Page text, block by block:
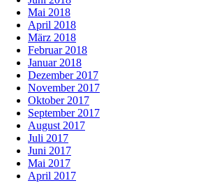
Mai 2018
April 2018
März 2018
Februar 2018
Januar 2018
Dezember 2017
November 2017
Oktober 2017
September 2017
August 2017
Juli 2017
Juni 2017
Mai 2017
April 2017